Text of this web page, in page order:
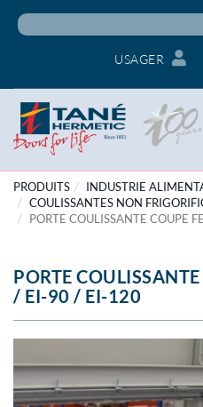
USAGER
PRODUITS
INDUSTRIE
COULISSANTES NON
PORTE COULISSANTE COUPE
PORTE
/ EI-90 / EI-120